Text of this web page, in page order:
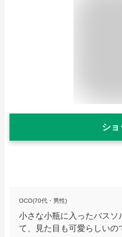
ショ
OCO(70代・男性)
小さな小瓶に入ったバス
て、見た目も可愛らしいの